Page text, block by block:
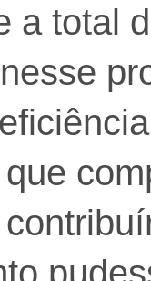
a total